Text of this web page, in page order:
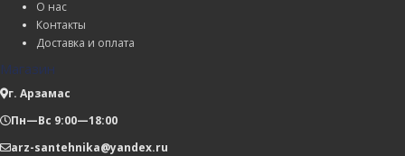
О нас
Контакты
Доставка и оплата
Магазин
г. Арзамас
Пн—Вс 9:00—18:00
arz-santehnika@yandex.ru